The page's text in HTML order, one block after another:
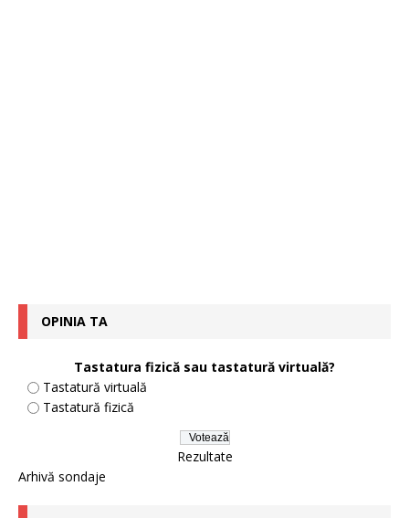
OPINIA TA
Tastatura fizică sau tastatură virtuală?
Tastatură virtuală
Tastatură fizică
Rezultate
Arhivă sondaje